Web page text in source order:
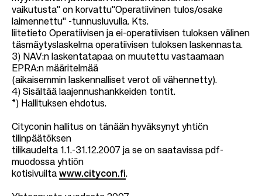
vaikutusta" on korvattu"Operatiivinen tulos/osake
laimennettu" -tunnusluvulla. Kts.
liitetieto Operatiivisen ja ei-operatiivisen tuloksen välinen
täsmäytyslaskelma operatiivisen tuloksen laskennasta.
3) NAV:n laskentatapaa on muutettu vastaamaan
EPRA:n määritelmää
(aikaisemmin laskennalliset verot oli vähennetty).
4) Sisältää laajennushankkeiden tontit.
*) Hallituksen ehdotus.
Cityconin hallitus on tänään hyväksynyt yhtiön
tilinpäätöksen
tilikaudelta 1.1.-31.12.2007 ja se on saatavissa pdf-
muodossa yhtiön
kotisivuilta www.citycon.fi.